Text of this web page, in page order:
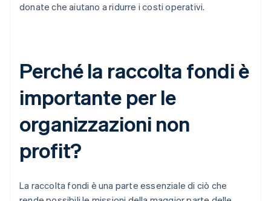
donate che aiutano a ridurre i costi operativi.
Perché la raccolta fondi è
importante per le
organizzazioni non
profit?
La raccolta fondi è una parte essenziale di ciò che